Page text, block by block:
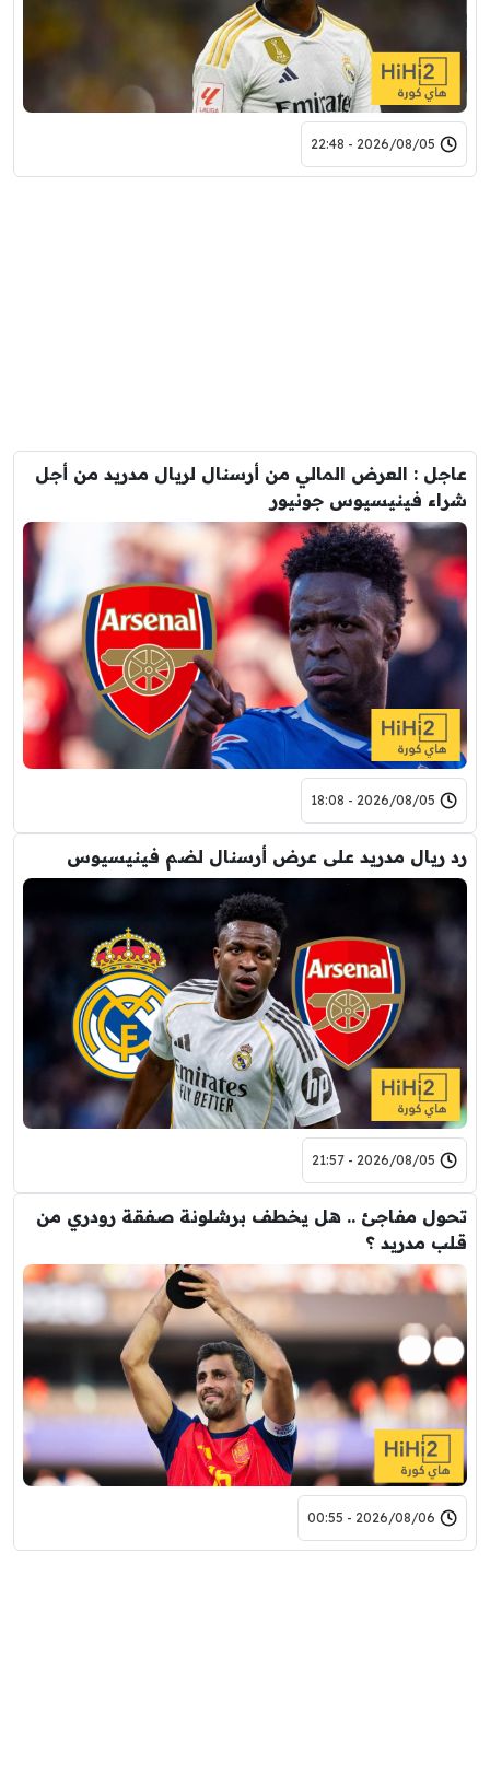
2026/08/05 - 22:48
عاجل : العرض المالي من أرسنال لريال مدريد من أجل
شراء فينيسيوس جونيور
2026/08/05 - 18:08
رد ريال مدريد على عرض أرسنال لضم فينيسيوس
2026/08/05 - 21:57
تحول مفاجئ .. هل يخطف برشلونة صفقة رودري من
قلب مدريد ؟
2026/08/06 - 00:55